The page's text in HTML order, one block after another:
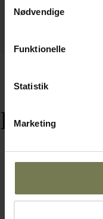
Nødvendige
Funktionelle
Statistik
Marketing